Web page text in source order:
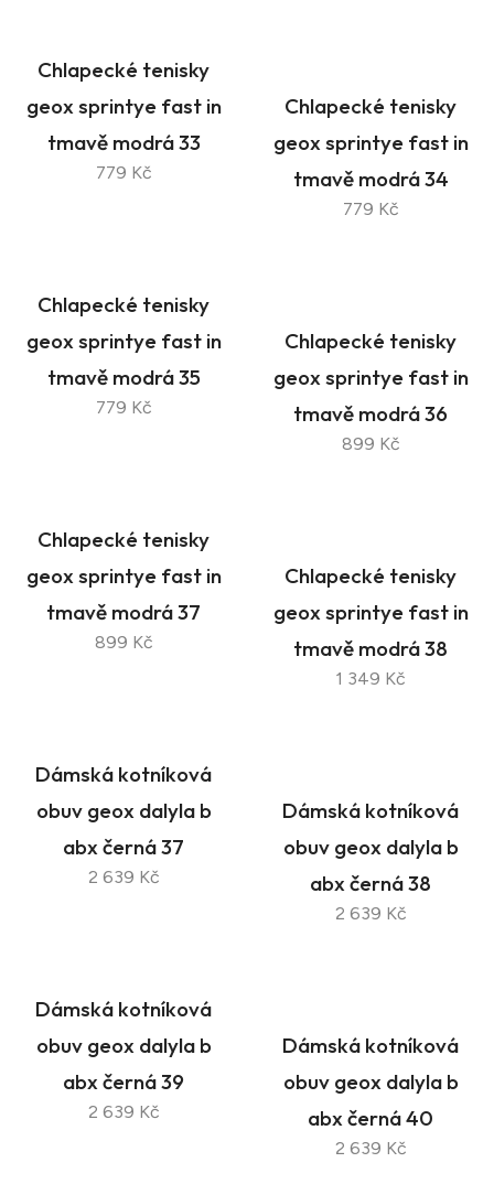
Chlapecké tenisky
geox sprintye fast in
tmavě modrá 33
779 Kč
Chlapecké tenisky
geox sprintye fast in
tmavě modrá 34
779 Kč
Chlapecké tenisky
geox sprintye fast in
tmavě modrá 35
779 Kč
Chlapecké tenisky
geox sprintye fast in
tmavě modrá 36
899 Kč
Chlapecké tenisky
geox sprintye fast in
tmavě modrá 37
899 Kč
Chlapecké tenisky
geox sprintye fast in
tmavě modrá 38
1 349 Kč
Dámská kotníková
obuv geox dalyla b
abx černá 37
2 639 Kč
Dámská kotníková
obuv geox dalyla b
abx černá 38
2 639 Kč
Dámská kotníková
obuv geox dalyla b
abx černá 39
2 639 Kč
Dámská kotníková
obuv geox dalyla b
abx černá 40
2 639 Kč